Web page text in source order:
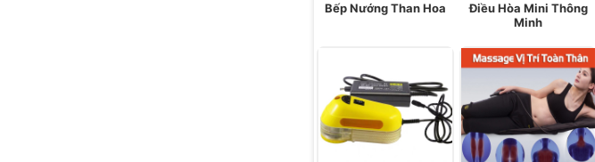
Bếp Nướng Than Hoa
Điều Hòa Mini Thông
Minh